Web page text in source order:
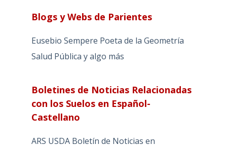
Blogs y Webs de Parientes
Eusebio Sempere Poeta de la Geometría
Salud Pública y algo más
Boletines de Noticias Relacionadas
con los Suelos en Español-
Castellano
ARS USDA Boletín de Noticias en